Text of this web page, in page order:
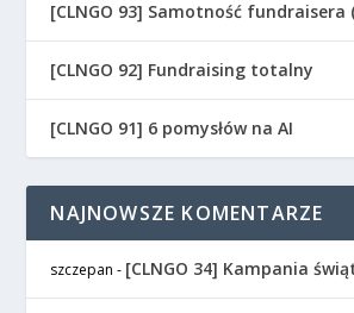
[CLNGO 93] Samotność fundraisera
[CLNGO 92] Fundraising totalny
[CLNGO 91] 6 pomysłów na AI
NAJNOWSZE KOMENTARZE
szczepan - [CLNGO 34] Kampania